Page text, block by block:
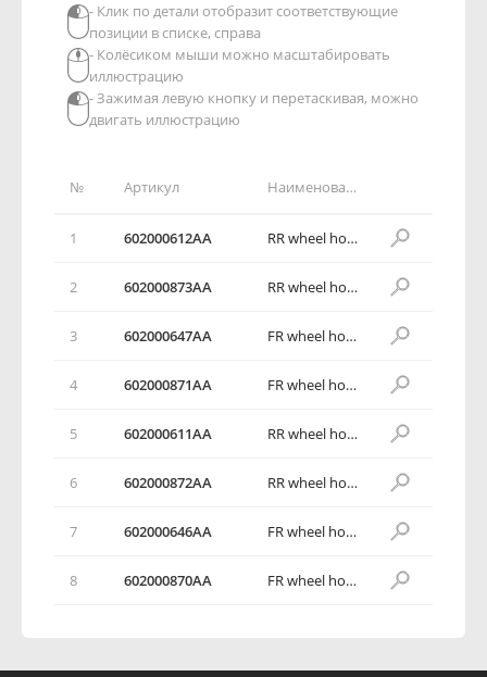
№ Артикул Наименование детали
1 602000612AA RR wheel house protector assy RH
2 602000873AA RR wheel house wind deflector RH
3 602000647AA FR wheel house protector assy RH
4 602000871AA FR wheel house air dam RH
5 602000611AA RR wheel house protector assy LH
6 602000872AA RR wheel house wind deflector LH
7 602000646AA FR wheel house protector assy LH
8 602000870AA FR wheel house air dam LH
- Клик по детали отобразит соответствующие
позиции в списке, справа
- Колёсиком мыши можно масштабировать
иллюстрацию
- Зажимая левую кнопку и перетаскивая, можно
двигать иллюстрацию